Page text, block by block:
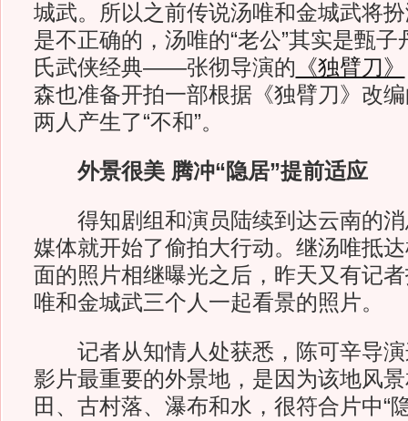
城武。所以之前传说汤唯和金城武将
是不正确的，汤唯的“老公”其实是甄
氏武侠经典——张彻导演的 《独臂刀》
森也准备开拍一部根据《独臂刀》改
两人产生了“不和”。
外景很美 腾冲“隐居”提前适应
得知剧组和演员陆续到达云南的消
媒体就开始了偷拍大行动。继汤唯抵
面的照片相继曝光之后，昨天又有记
唯和金城武三个人一起看景的照片。
记者从知情人处获悉，陈可辛导演
影片最重要的外景地，是因为该地风
田、古村落、瀑布和水，很符合片中“